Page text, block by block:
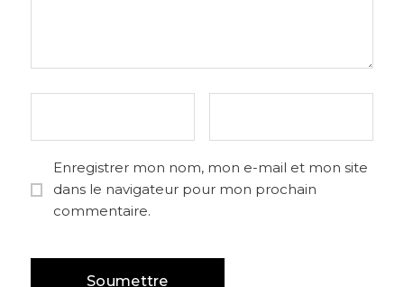
Enregistrer mon nom, mon e-mail et mon site
dans le navigateur pour mon prochain
commentaire.